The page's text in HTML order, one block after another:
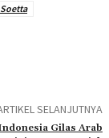
SELANJUTNYA
Gilas Arab